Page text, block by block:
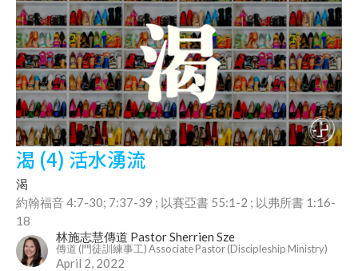
渴 (4) 活水湧流
渴
約翰福音 4:7-30; 7:37-39 ; 以賽亞書 55:1-2 ; 以弗所書 1:16-
18
林施志慧傳道 Pastor Sherrien Sze
傳道 (門徒訓練事工) Associate Pastor (Discipleship Ministry)
April 2, 2022